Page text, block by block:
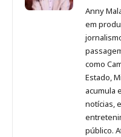
no
Anny
em
como
Estado,
acumula
notícias,
público.